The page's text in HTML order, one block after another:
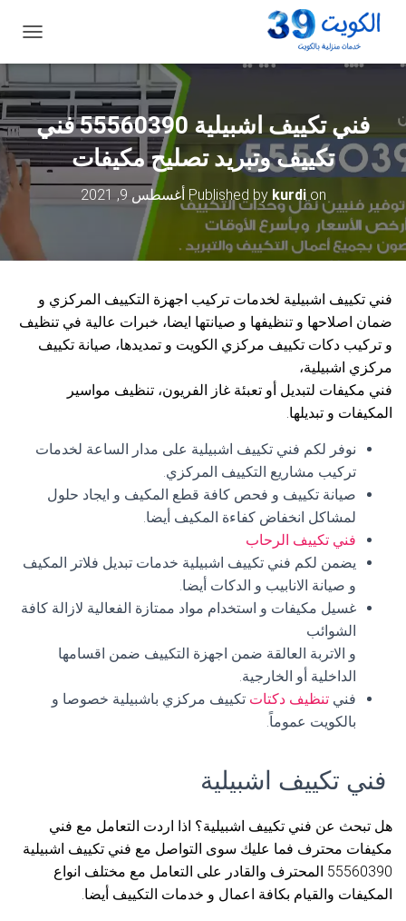
ب
د
ي
ل
ا
ل
ت
ن
فني تكييف اشبيلية 55560390 فني
تكييف وتبريد تصليح مكيفات
Published by kurdion أغسطس 9, 2021
فني تكييف اشبيلية لخدمات تركيب اجهزة التكييف المركزي و
ضمان اصلاحها و تنظيفها و صيانتها ايضا، خبرات عالية في تنظيف
و تركيب دكات تكييف مركزي الكويت و تمديدها، صيانة تكييف
مركزي اشبيلية،
فني مكيفات لتبديل أو تعبئة غاز الفريون، تنظيف مواسير
المكيفات و تبديلها.
نوفر لكم فني تكييف اشبيلية على مدار الساعة لخدمات
تركيب مشاريع التكييف المركزي.
صيانة تكييف و فحص كافة قطع المكيف و ايجاد حلول
لمشاكل انخفاض كفاءة المكيف أيضا.
فني تكييف الرحاب
يضمن لكم فني تكييف اشبيلية خدمات تبديل فلاتر المكيف
و صيانة الانابيب و الدكات أيضا.
غسيل مكيفات و استخدام مواد ممتازة الفعالية لازالة كافة
الشوائب
و الاتربة العالقة ضمن اجهزة التكييف ضمن اقسامها
الداخلية أو الخارجية.
فني تنظيف دكتات تكييف مركزي باشبيلية خصوصا و
بالكويت عموماً.
فني تكييف اشبيلية
هل تبحث عن فني تكييف اشبيلية؟ اذا اردت التعامل مع فني
مكيفات محترف فما عليك سوى التواصل مع فني تكييف اشبيلية
55560390 المحترف والقادر على التعامل مع مختلف انواع
المكيفات والقيام بكافة اعمال و خدمات التكييف أيضا.